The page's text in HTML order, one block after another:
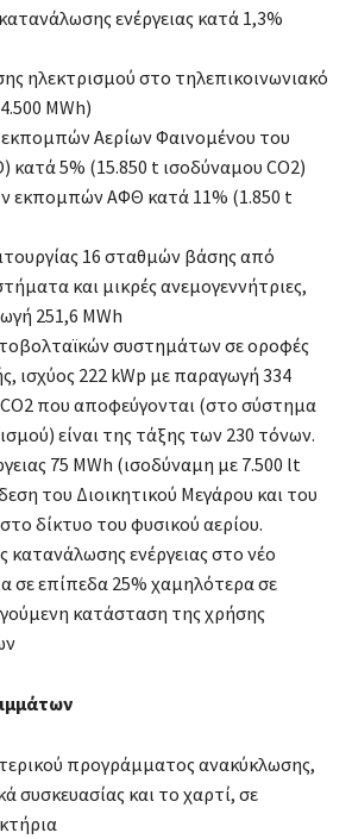
ενέργειας κατά 1,3%
ηλεκτρισμού στο τηλεπικοινωνιακό
MWh)
Αερίων Φαινομένου του
5% (15.850 t ισοδύναμου CO2)
εκπομπών ΑΦΘ κατά 11% (1.850 t
16 σταθμών βάσης από
και μικρές ανεμογεννήτριες,
251,6 MWh
συστημάτων σε οροφές
ισχύος 222 kWp με παραγωγή 334
που αποφεύγονται (στο σύστημα
είναι της τάξης των 230 τόνων.
75 MWh (ισοδύναμη με 7.500 lt
του Διοικητικού Μεγάρου και του
δίκτυο του φυσικού αερίου.
κατανάλωσης ενέργειας στο νέο
σε επίπεδα 25% χαμηλότερα σε
κατάσταση της χρήσης
προγράμματος ανακύκλωσης,
συσκευασίας και το χαρτί, σε